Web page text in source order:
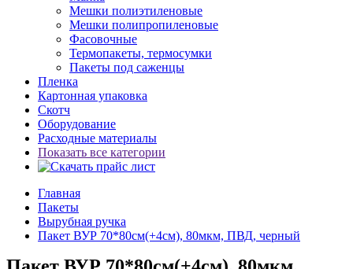
Мешки полиэтиленовые
Мешки полипропиленовые
Фасовочные
Термопакеты, термосумки
Пакеты под саженцы
Пленка
Картонная упаковка
Скотч
Оборудование
Расходные материалы
Показать все категории
Главная
Пакеты
Вырубная ручка
Пакет ВУР 70*80см(+4см), 80мкм, ПВД, черный